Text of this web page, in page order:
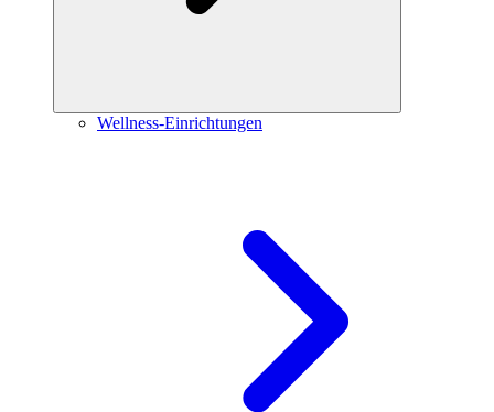
Wellness-Einrichtungen